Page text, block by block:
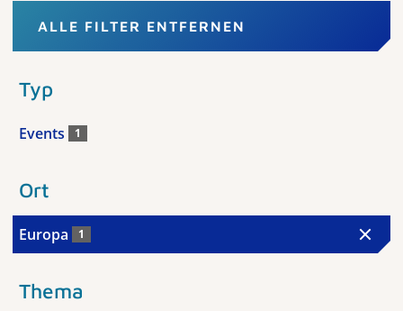
ALLE FILTER ENTFERNEN
Typ
Events 1
Ort
Europa 1
Thema